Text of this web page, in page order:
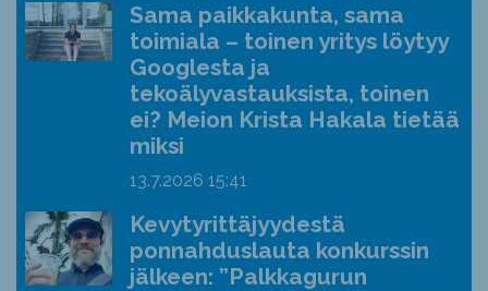
Sama paikkakunta, sama
toimiala – toinen yritys löytyy
Googlesta ja
tekoälyvastauksista, toinen
ei? Meion Krista Hakala tietää
miksi
13.7.2026 15:41
Kevytyrittäjyydestä
ponnahduslauta konkurssin
jälkeen: ”Palkkagurun